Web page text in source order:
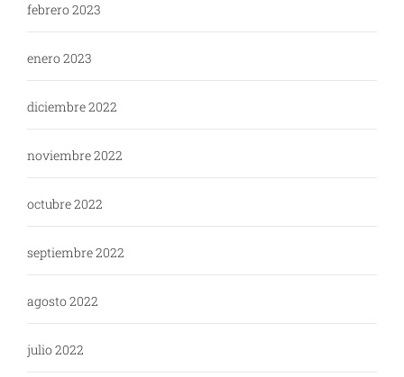
febrero 2023
enero 2023
diciembre 2022
noviembre 2022
octubre 2022
septiembre 2022
agosto 2022
julio 2022